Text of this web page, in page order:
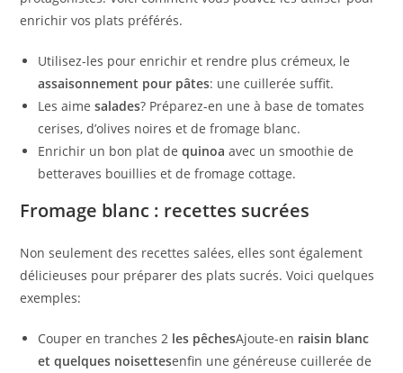
enrichir vos plats préférés.
Utilisez-les pour enrichir et rendre plus crémeux, le
assaisonnement pour pâtes: une cuillerée suffit.
Les aimesalades? Préparez-en une à base de tomates
cerises, d’olives noires et de fromage blanc.
Enrichir un bon plat dequinoa avec un smoothie de
betteraves bouillies et de fromage cottage.
Fromage blanc : recettes sucrées
Non seulement des recettes salées, elles sont également
délicieuses pour préparer des plats sucrés. Voici quelques
exemples:
Couper en tranches 2 les pêchesAjoute-en raisin blanc
et quelques noisettesenfin une généreuse cuillerée de